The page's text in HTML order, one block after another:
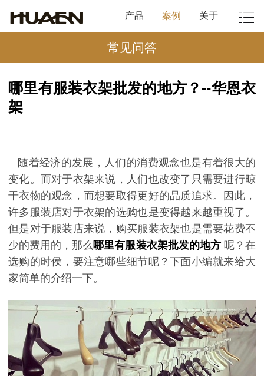
产品 案例 关于
常见问答
哪里有服装衣架批发的地方？--华恩衣
架
随着经济的发展，人们的消费观念也是有着很大的
变化。而对于衣架来说，人们也改变了只需要进行晾
干衣物的观念，而想要取得更好的品质追求。因此，
许多服装店对于衣架的选购也是变得越来越重视了。
但是对于服装店来说，购买服装衣架也是需要花费不
少的费用的，那么 哪里有服装衣架批发的地方 呢？在
选购的时侯，要注意哪些细节呢？下面小编就来给大
家简单的介绍一下。